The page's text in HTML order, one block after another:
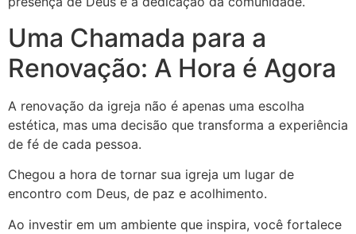
Uma Chamada para a
Renovação: A Hora é Agora
A renovação da igreja não é apenas uma escolha
estética, mas uma decisão que transforma a experiência
de fé de cada pessoa.
Chegou a hora de tornar sua igreja um lugar de
encontro com Deus, de paz e acolhimento.
Ao investir em um ambiente que inspira, você fortalece